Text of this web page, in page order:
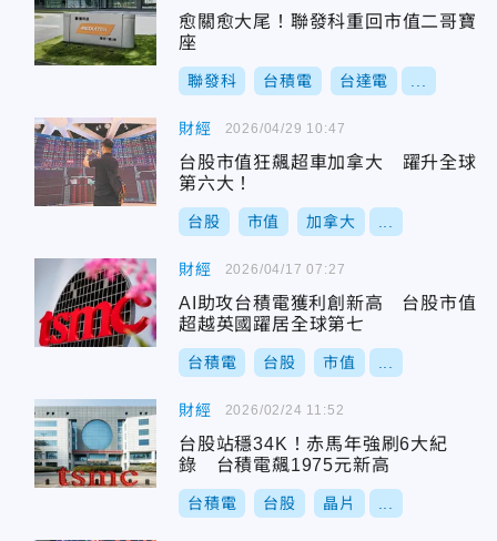
愈關愈大尾！聯發科重回市值二哥寶
座
聯發科 台積電 台達電
財經
台股市值狂飆超車加拿大 躍升全球
第六大！
台股 市值 加拿大
2026/04/29 10:47
財經
AI助攻台積電獲利創新高 台股市值
超越英國躍居全球第七
台積電 台股 市值
2026/04/17 07:27
財經
台股站穩34K！赤馬年強刷6大紀
錄 台積電飆1975元新高
台積電 台股 晶片
2026/02/24 11:52